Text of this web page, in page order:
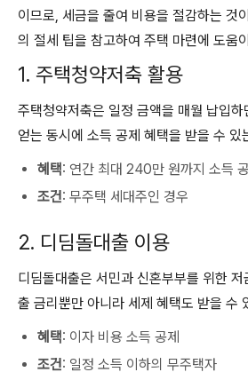
이므로, 세금을 줄여 비용을 절감하는 것
의 절세 팁을 참고하여 주택 마련에 도움
1. 주택청약저축 활용
주택청약저축은 일정 금액을 매월 납입
얻는 동시에 소득 공제 혜택을 받을 수 있
혜택: 연간 최대 240만 원까지 소득
조건: 무주택 세대주인 경우
2. 디딤돌대출 이용
디딤돌대출은 서민과 신혼부부를 위한
출 금리뿐만 아니라 세제 혜택도 받을 수
혜택: 이자 비용 소득 공제
조건: 일정 소득 이하의 무주택자